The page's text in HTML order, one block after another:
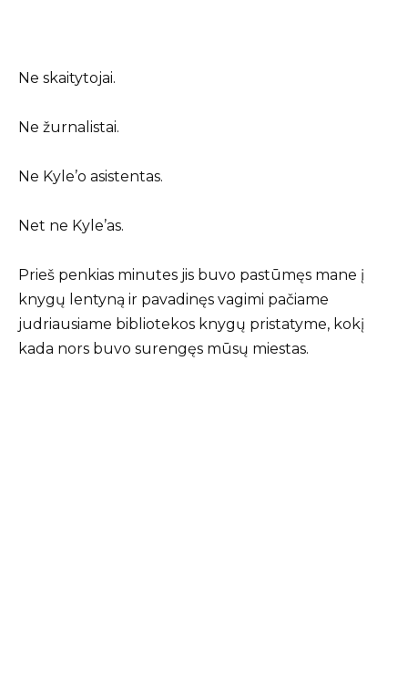
Ne skaitytojai.
Ne žurnalistai.
Ne Kyle’o asistentas.
Net ne Kyle’as.
Prieš penkias minutes jis buvo pastūmęs mane į
knygų lentyną ir pavadinęs vagimi pačiame
judriausiame bibliotekos knygų pristatyme, kokį
kada nors buvo surengęs mūsų miestas.